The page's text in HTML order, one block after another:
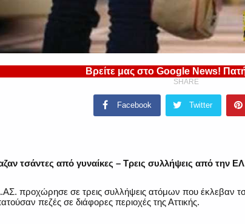
Βρείτε μας στο Google News!
SHARE
Facebook Twitter
τσάντες από γυναίκες – Τρεις συλλήψεις από την
προχώρησε σε τρεις συλλήψεις ατόμων που έκλεβαν
πεζές σε διάφορες περιοχές της Αττικής.